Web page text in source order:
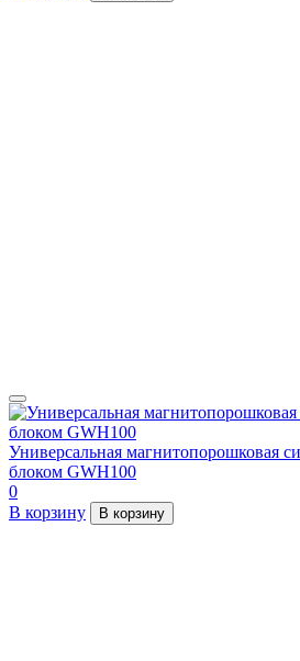
Универсальная магнитопорошковая
блоком GWH100
0
В корзину
В корзину